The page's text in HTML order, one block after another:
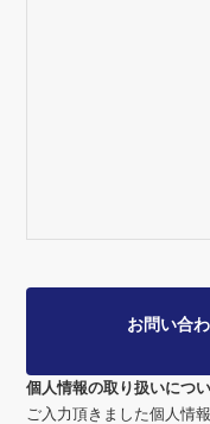
個人情報の取り扱いにつ
ご入力頂きました個人情